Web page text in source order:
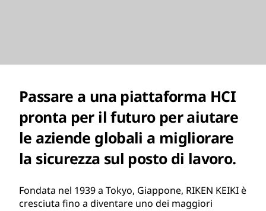
Passare a una piattaforma HCI
pronta per il futuro per aiutare
le aziende globali a migliorare
la sicurezza sul posto di lavoro.
Fondata nel 1939 a Tokyo, Giappone, RIKEN KEIKI è
cresciuta fino a diventare uno dei maggiori